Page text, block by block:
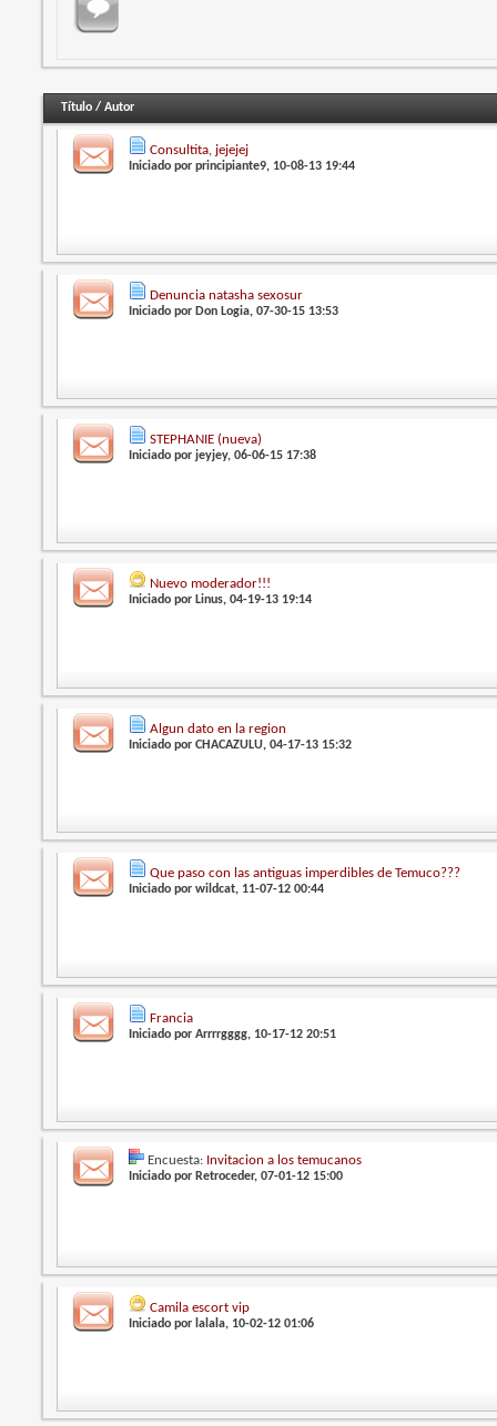
Título /Autor
Consultita, jejejej
Iniciado porprincipiante9, 10-08-13 19:44
Denuncia natasha sexosur
Iniciado por Don Logia, 07-30-15 13:53
STEPHANIE (nueva)
Iniciado porjeyjey, 06-06-15 17:38
Nuevo moderador!!!
Iniciado porLinus, 04-19-13 19:14
Algun dato en la region
Iniciado porCHACAZULU, 04-17-13 15:32
Que paso con las antiguas imperdibles de Temuco???
Iniciado porwildcat, 11-07-12 00:44
Francia
Iniciado porArrrrgggg, 10-17-12 20:51
Encuesta: Invitacion a los temucanos
Iniciado por Retroceder, 07-01-12 15:00
Camila escort vip
Iniciado por lalala, 10-02-12 01:06